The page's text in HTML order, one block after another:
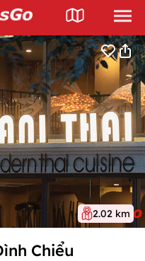
2.02 km
Chiểu